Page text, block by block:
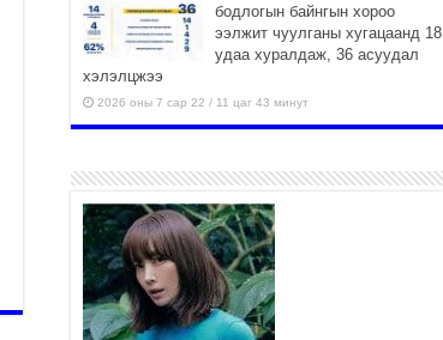
бодлогын байнгын хороо
ээлжит чуулганы хугацаанд 18
удаа хуралдаж, 36 асуудал
хэлэлцжээ
2026 оны 7 сар 22 / 11 цаг 43 минут
боломжтой-Хүүхэд хөгжүүлэх
төв” байгуулах төсөлд төр,
хувийн хэвшлийн түншлэлийн хүрээнд хамтран
ажиллахыг урьж байна
2026 оны 7 сар 22 / 9 цаг 28 минут
Б.Пүрэвдагва: “Урт цагаан”-ыг
залуучууд чөлөөт цагаа